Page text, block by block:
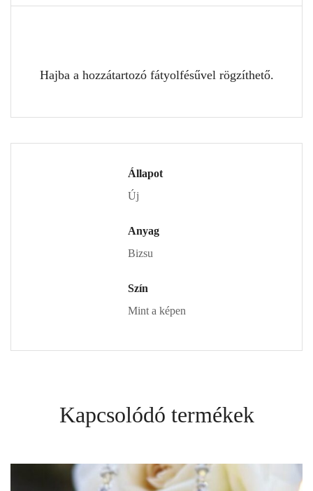
Hajba a hozzátartozó fátyolfésűvel rögzíthető.
Állapot
Új
Anyag
Bizsu
Szín
Mint a képen
Kapcsolódó termékek